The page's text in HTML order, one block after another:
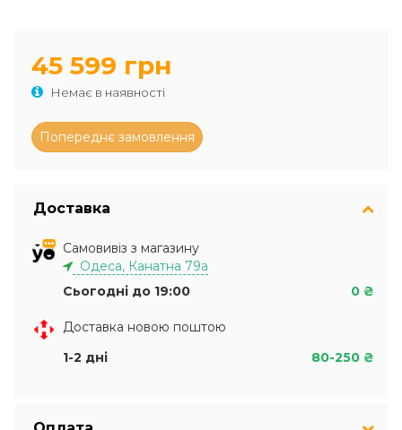
45 599 грн
Немає в наявності
Доставка
Самовивіз з магазину
Одеса, Канатна 79а
Сьогодні до 19:00
0 ₴
Доставка новою поштою
1-2 дні
80-250 ₴